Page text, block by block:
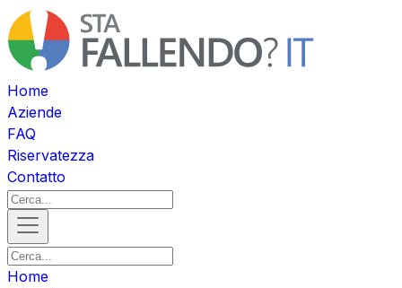
Home
Aziende
FAQ
Riservatezza
Contatto
Home